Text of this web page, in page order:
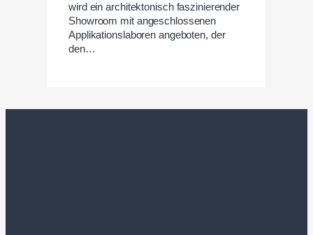
wird ein architektonisch faszinierender
Showroom mit angeschlossenen
Applikationslaboren angeboten, der
den…